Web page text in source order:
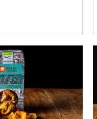
Frische
Post
Mango
«Osteen»
erfahren